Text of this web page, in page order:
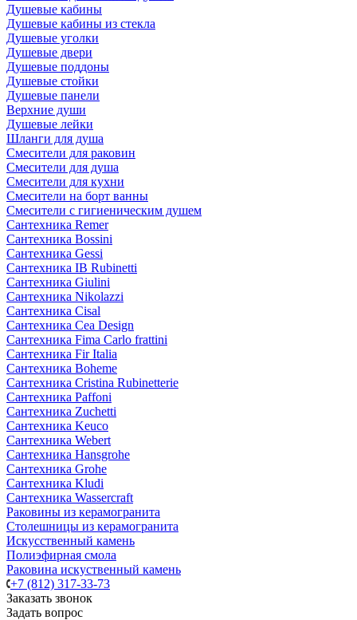
Душевые кабины
Душевые кабины из стекла
Душевые уголки
Душевые двери
Душевые поддоны
Душевые стойки
Душевые панели
Верхние души
Душевые лейки
Шланги для душа
Смесители для раковин
Смесители для душа
Смесители для кухни
Смесители на борт ванны
Смесители с гигиеническим душем
Сантехника Remer
Сантехника Bossini
Сантехника Gessi
Сантехника IB Rubinetti
Сантехника Giulini
Сантехника Nikolazzi
Сантехника Cisal
Сантехника Cea Design
Сантехника Fima Carlo frattini
Сантехника Fir Italia
Сантехника Boheme
Сантехника Cristina Rubinetterie
Сантехника Paffoni
Сантехника Zuchetti
Сантехника Keuco
Сантехника Webert
Сантехника Hansgrohe
Сантехника Grohe
Сантехника Kludi
Сантехника Wassercraft
Раковины из керамогранита
Столешницы из керамогранита
Искусственный камень
Полиэфирная смола
Раковина искуственный камень
+7 (812) 317-33-73
Заказать звонок
Задать вопрос